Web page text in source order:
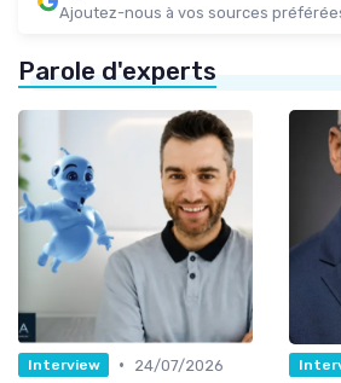
Ajoutez-nous à vos sources
Parole d'experts
Interview •
24/07/2026